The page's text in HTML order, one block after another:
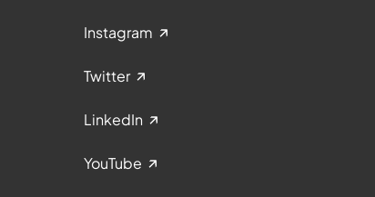
Instagram
Twitter
LinkedIn
YouTube